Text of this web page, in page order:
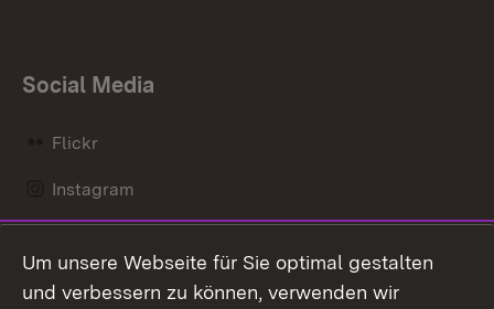
Social Media
Flickr
Instagram
Mastodon
Um unsere Webseite für Sie optimal gestalten
und verbessern zu können, verwenden wir